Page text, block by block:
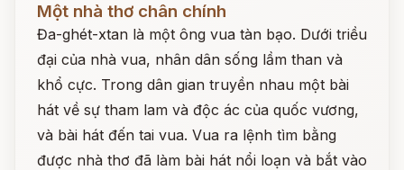
Một nhà thơ chân chính
Đa-ghét-xtan là một ông vua tàn bạo. Dưới triều
đại của nhà vua, nhân dân sống lầm than và
khổ cực. Trong dân gian truyền nhau một bài
hát về sự tham lam và độc ác của quốc vương,
và bài hát đến tai vua. Vua ra lệnh tìm bằng
được nhà thơ đã làm bài hát nổi loạn và bắt vào